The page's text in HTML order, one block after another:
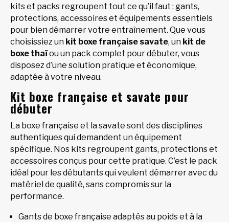
kits et packs regroupent tout ce qu’il faut : gants,
protections, accessoires et équipements essentiels
pour bien démarrer votre entraînement. Que vous
choisissiez un kit boxe française savate, un kit de
boxe thaïou un pack complet pour débuter, vous
disposez d’une solution pratique et économique,
adaptée à votre niveau.
Kit boxe française et savate pour
débuter
La boxe française et la savate sont des disciplines
authentiques qui demandent un équipement
spécifique. Nos kits regroupent gants, protections et
accessoires conçus pour cette pratique. C’est le pack
idéal pour les débutants qui veulent démarrer avec du
matériel de qualité, sans compromis sur la
performance.
Gants de boxe française adaptés au poids et à la